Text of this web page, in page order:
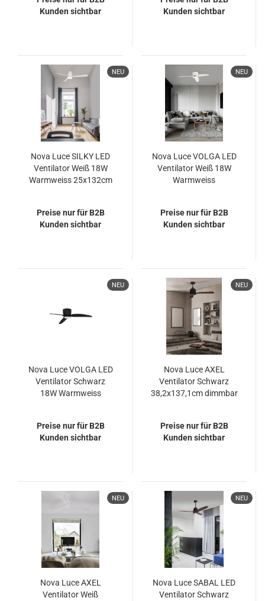
Kunden sichtbar
Kunden sichtbar
NEU
Nova Luce SILKY LED
Ventilator Weiß 18W
Warmweiss 25x132cm
Preise nur für B2B
Kunden sichtbar
NEU
Nova Luce VOLGA LED
Ventilator Weiß 18W
Warmweiss
Preise nur für B2B
Kunden sichtbar
NEU
Nova Luce VOLGA LED
Ventilator Schwarz
18W Warmweiss
Preise nur für B2B
Kunden sichtbar
NEU
Nova Luce AXEL
Ventilator Schwarz
38,2x137,1cm dimmbar
Preise nur für B2B
Kunden sichtbar
NEU
Nova Luce AXEL
Ventilator Weiß
NEU
Nova Luce SABAL LED
Ventilator Schwarz